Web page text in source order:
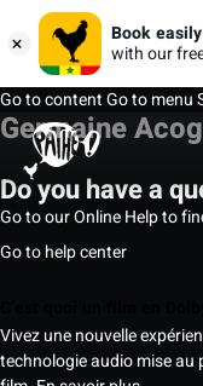
Book easily
with our
Go to contentGo to menu
Germaine
Do you have a
Go to our Online Help to
Go to help center
Vivez une nouvelle
technologie audio mise